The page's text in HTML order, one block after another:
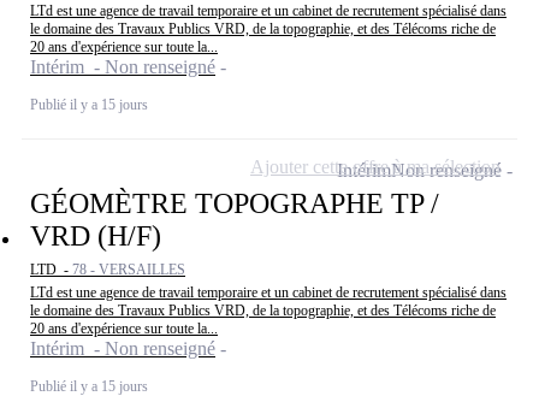
LTd est une agence de travail temporaire et un cabinet de recrutement spécialisé dans
le domaine des Travaux Publics VRD, de la topographie, et des Télécoms riche de
20 ans d'expérience sur toute la...
Intérim - Non renseigné
Publié il y a 15 jours
GÉOMÈTRE TOPOGRAPHE TP /
VRD (H/F)
LTD - 78 - VERSAILLES
LTd est une agence de travail temporaire et un cabinet de recrutement spécialisé dans
le domaine des Travaux Publics VRD, de la topographie, et des Télécoms riche de
20 ans d'expérience sur toute la...
Intérim - Non renseigné
Publié il y a 15 jours
IntérimNon renseigné
Ajouter cette offre à ma sélection